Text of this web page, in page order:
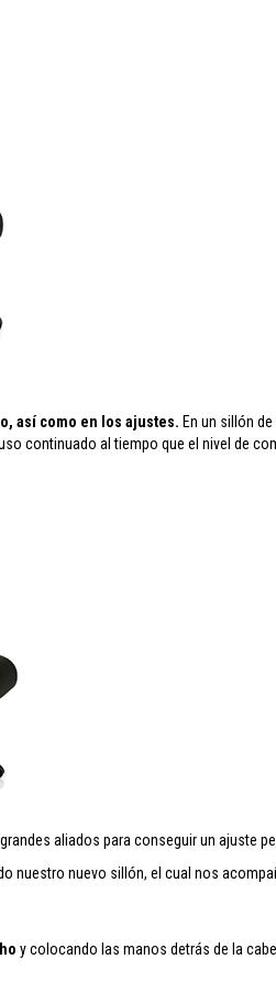
así como en los ajustes. En un sillón
continuado al tiempo que el nivel de
aliados para conseguir un ajuste
nuestro nuevo sillón, el cual nos
y colocando las manos detrás de la